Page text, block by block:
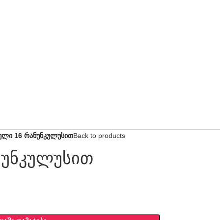
16 რანუნკულუსითBack to products